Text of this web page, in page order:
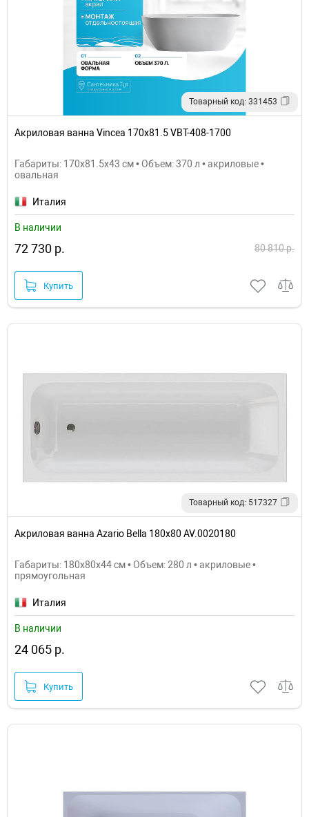
Товарный код: 331453
Акриловая ванна Vincea 170x81.5 VBT-408-1700
Габариты: 170x81.5x43 см • Объем: 370 л • акриловые •
овальная
Италия
В наличии
72 730 р. 80 810 р.
Купить
Товарный код: 517327
Акриловая ванна Azario Bella 180х80 AV.0020180
Габариты: 180x80x44 см • Объем: 280 л • акриловые •
прямоугольная
Италия
В наличии
24 065 р.
Купить